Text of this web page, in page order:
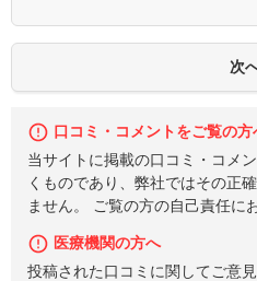
口コミ・コメントをご覧の方
当サイトに掲載の口コミ・コメ
くものであり、弊社ではその正
ません。 ご覧の方の自己責任に
医療機関の方へ
投稿された口コミに関してご意